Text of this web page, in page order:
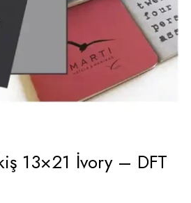
13×21 İvory – DFT